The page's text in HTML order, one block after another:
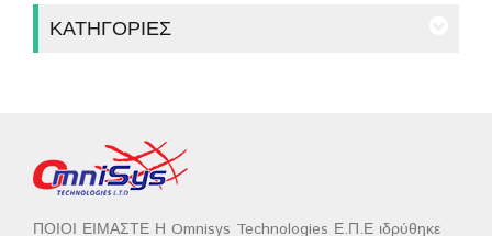
ΚΑΤΗΓΟΡΊΕΣ
ΠΟΙΟΙ ΕΙΜΑΣΤΕ Η Omnisys Technologies Ε.Π.Ε ιδρύθηκε